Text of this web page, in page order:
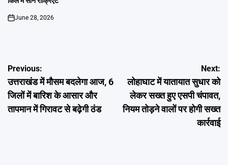
on
June 28, 2026
Post
navigation
Previous:
उत्तराखंड में मौसम बदलेगा आज, 6
जिलों में बारिश के आसार और
तापमान में गिरावट से बढ़ेगी ठंड
Next:
लोहाघाट में यातायात सुधार को
लेकर सख्त हुए एसपी चंपावत,
नियम तोड़ने वालों पर होगी सख्त
कार्रवाई